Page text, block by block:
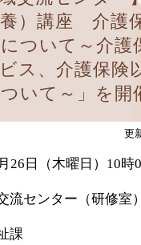
）講座 介護
ついて～介護
ス、介護保険
いて～」を開
更
26日（木曜日）10時
流センター（研修室）
課